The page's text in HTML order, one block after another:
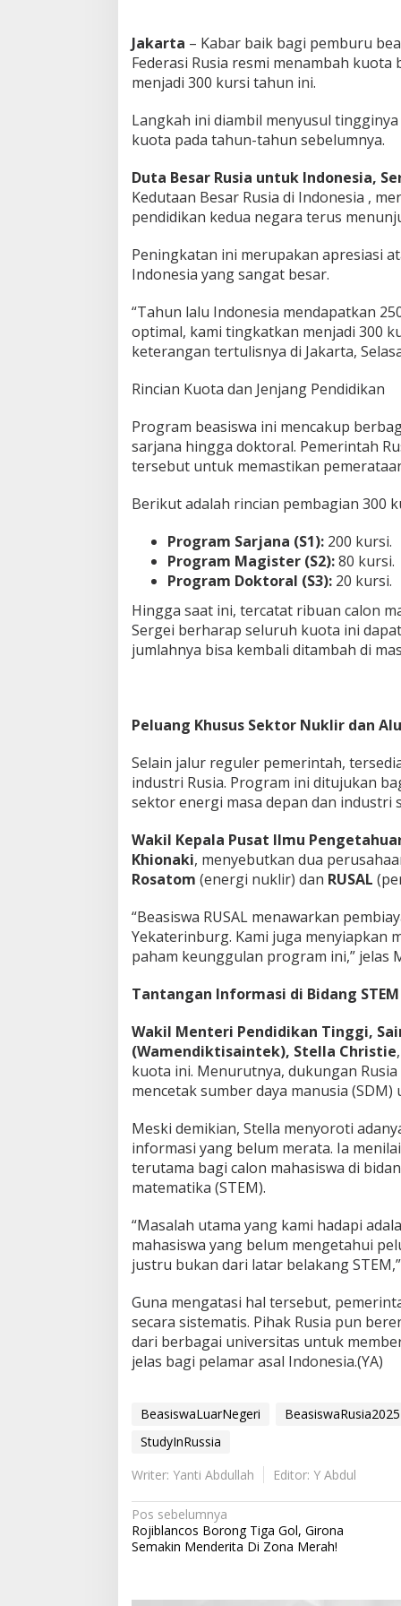
a
s
a
Jakarta – Kabar baik bagi pemburu
Federasi Rusia resmi menambah
menjadi 300 kursi tahun ini.
Langkah ini diambil menyusul
kuota pada tahun-tahun sebelumnya.
Duta Besar Rusia untuk Indonesia,
Kedutaan Besar Rusia di Indonesia ,
pendidikan kedua negara terus
Peningkatan ini merupakan apresiasi
Indonesia yang sangat besar.
“Tahun lalu Indonesia mendapatkan
optimal, kami tingkatkan menjadi 300
keterangan tertulisnya di Jakarta,
Rincian Kuota dan Jenjang Pendidikan
Program beasiswa ini mencakup
sarjana hingga doktoral. Pemerintah
tersebut untuk memastikan
Berikut adalah rincian pembagian 300
Program Sarjana (S1): 200 kursi.
Program Magister (S2):80 kursi.
Program Doktoral (S3): 20 kursi.
Hingga saat ini, tercatat ribuan calon
Sergei berharap seluruh kuota ini
jumlahnya bisa kembali ditambah di
Peluang Khusus Sektor Nuklir dan
Selain jalur reguler pemerintah,
industri Rusia. Program ini ditujukan
sektor energi masa depan dan industri
Wakil Kepala Pusat Ilmu
Khionaki, menyebutkan dua
Rosatom (energi nuklir) dan RUSAL
“Beasiswa RUSAL menawarkan
Yekaterinburg. Kami juga menyiapkan
paham keunggulan program ini,” jelas
Tantangan Informasi di Bidang STEM
Wakil Menteri Pendidikan Tinggi,
(Wamendiktisaintek), Stella Christie
kuota ini. Menurutnya, dukungan
mencetak sumber daya manusia (SDM)
Meski demikian, Stella menyoroti
informasi yang belum merata. Ia
terutama bagi calon mahasiswa di
matematika (STEM).
“Masalah utama yang kami hadapi
mahasiswa yang belum mengetahui
justru bukan dari latar belakang
Guna mengatasi hal tersebut,
secara sistematis. Pihak Rusia pun
dari berbagai universitas untuk
jelas bagi pelamar asal Indonesia.(YA)
BeasiswaLuarNegeri BeasiswaRusia2025
StudyInRussia
Writer: Yanti Abdullah
Editor: Y Abdul
N
a
i
Pos sebelumnya
Rojiblancos Borong Tiga Gol, Girona
Semakin Menderita Di Zona Merah!